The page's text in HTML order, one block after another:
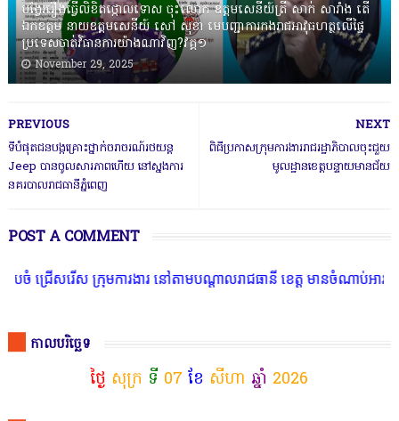
បង្វែររឿងធ្វើលិខិតថ្កោលទោស ចុះលោក ឧត្តមសេនីយ៍ត្រី សាក់ សារាំង តើ
ឯកឧត្តម នាយឧត្តមសេនីយ៍ សៅ សុខា មេបញ្ជាការកងរាជអាវុធហត្ថលើផ្ទៃ
ប្រទេសចាត់វិធានការយ៉ាងណាវិញ?វគ្គ១
November 29, 2025
NEXT
ពិធីប្រកាសក្រុមការងាររាជរដ្ឋាភិបាលចុះជួយ
មូលដ្ឋានខេត្តបន្ទាយមានជ័យ
PREVIOUS
ទីបំផុតជនបង្កគ្រោះថ្នាក់ចរាចរណ៍រថយន្ត
Jeep បានចូលសារភាពហើយ នៅស្នងការ
នគរបាលរាជធានីភ្នំពេញ
POST A COMMENT
ើស ក្រុមការងារ នៅតាមបណ្តាលរាជធានី ខេត្ត មានចំណាប់អារម្មណ៍ សូ
កាលបរិច្ឆេទ
ថ្ងៃ សុក្រ ទី 07 ខែ សីហា ឆ្នាំ 2026